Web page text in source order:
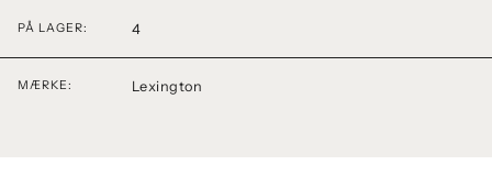
PÅ LAGER: 4
MÆRKE: Lexington